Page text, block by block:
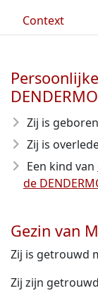
Context
Zij is
Zij is
Een kind van
de
Gezin van
Zij is getrouwd
Zij zijn